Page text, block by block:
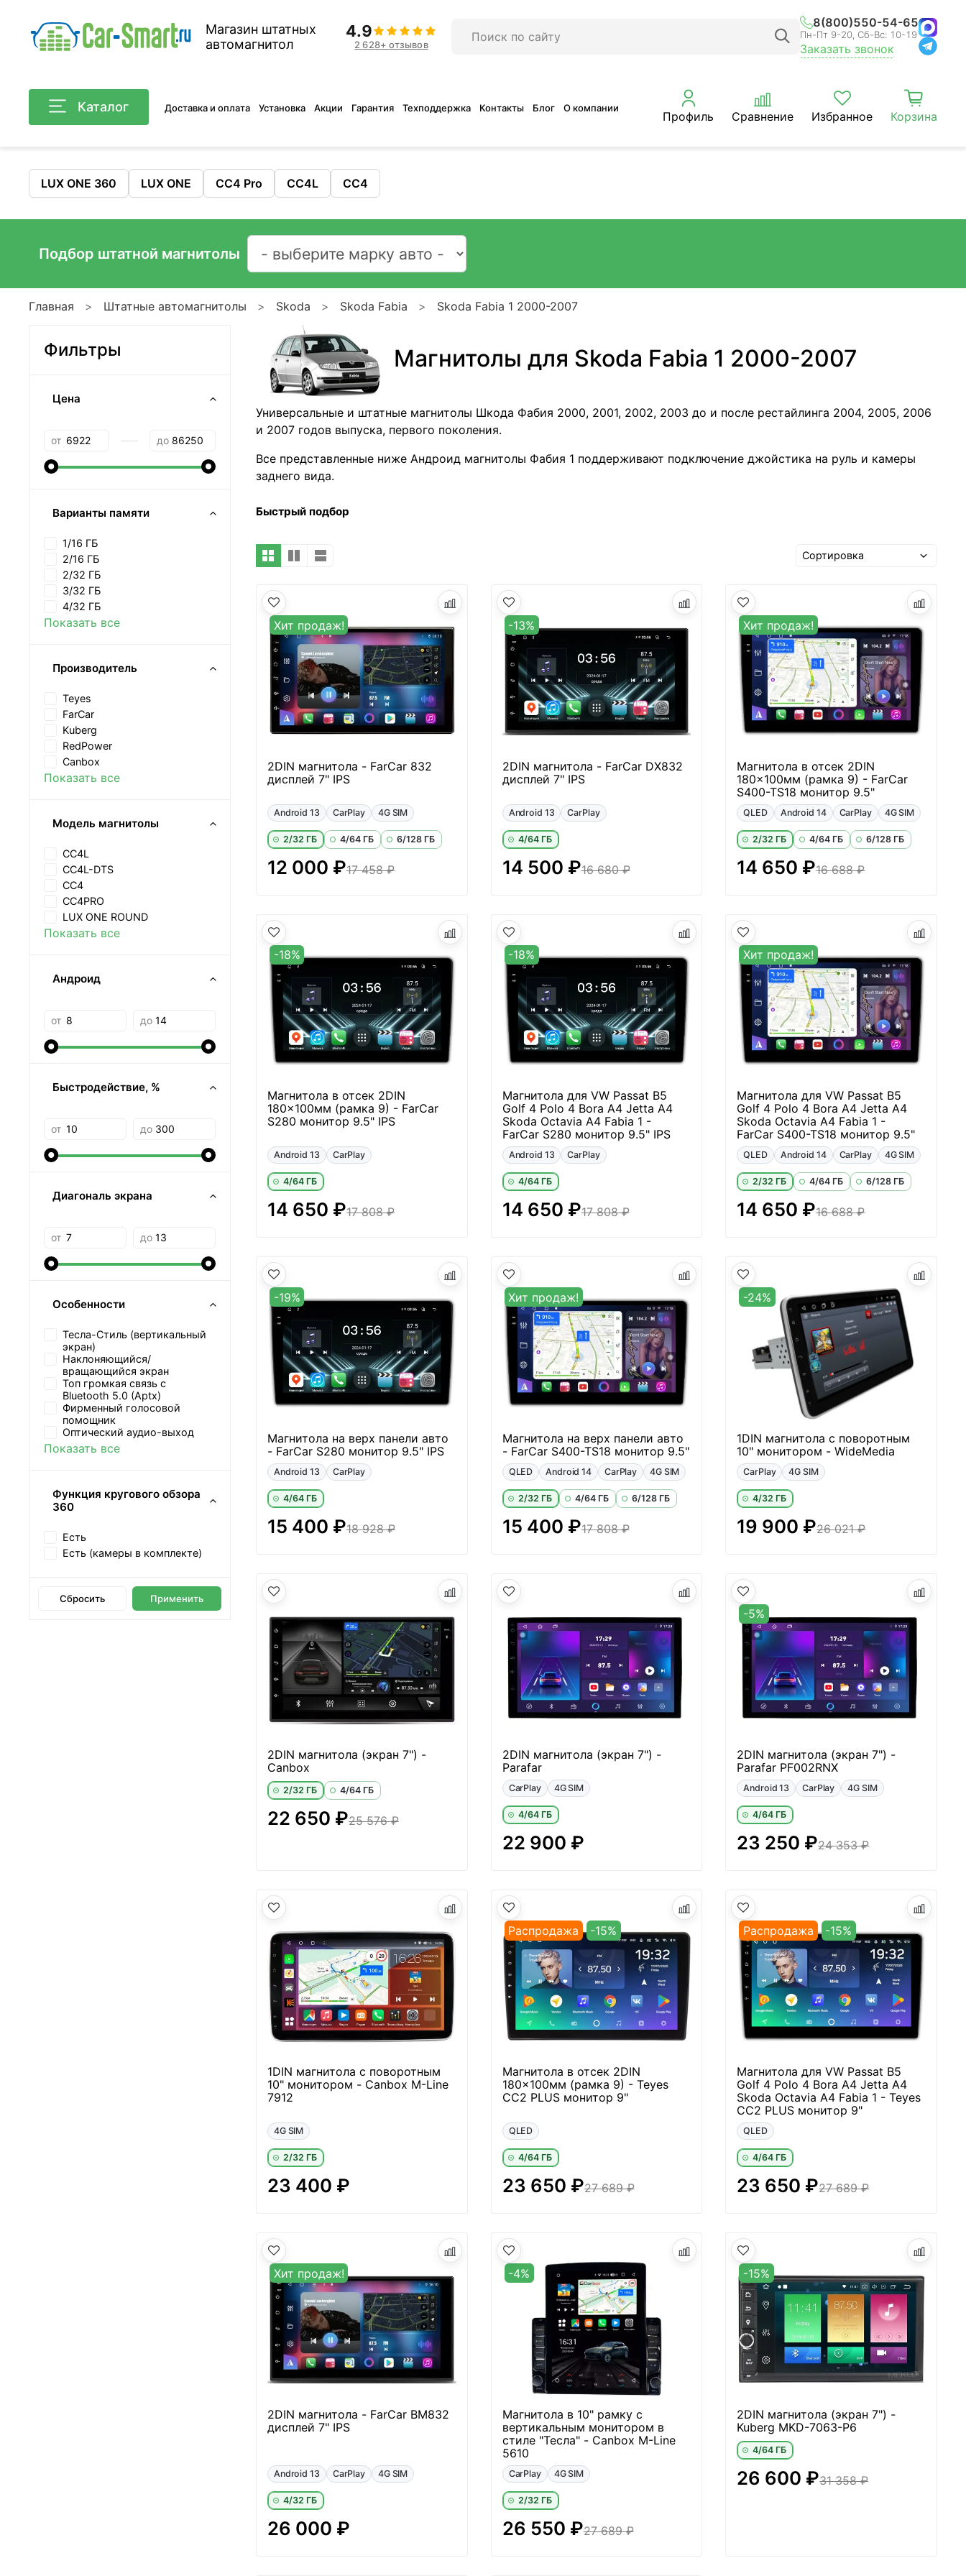
Магазин штатных
автомагнитол
4.9
2 628+ отзывов
8(800)550-54-65
Пн-Пт 9-20, Сб-Вс: 10-19
Заказать звонок
Каталог Доставка и оплата Установка Акции Гарантия Техподдержка Контакты Блог О компании
Профиль Сравнение Избранное Корзина
LUX ONE 360 LUX ONE CC4 Pro CC4L CC4
Подбор штатной магнитолы
Главная Штатные автомагнитолы Skoda Skoda Fabia Skoda Fabia 1 2000-2007
Магнитолы для Skoda Fabia 1 2000-2007
Универсальные и штатные магнитолы Шкода Фабия 2000, 2001, 2002, 2003 до и после рестайлинга 2004, 2005, 2006
и 2007 годов выпуска, первого поколения.
Все представленные ниже Андроид магнитолы Фабия 1 поддерживают подключение джойстика на руль и камеры
заднего вида.
Быстрый подбор
Хит продаж!
2DIN магнитола - FarCar 832
дисплей 7" IPS
Android 13 CarPlay 4G SIM
2/32 ГБ 4/64 ГБ 6/128 ГБ
12 000 ₽17 458 ₽
-13%
2DIN магнитола - FarCar DX832
дисплей 7" IPS
Android 13 CarPlay
4/64 ГБ
16 680 ₽
14 500 ₽
Хит продаж!
Магнитола в отсек 2DIN
180x100мм (рамка 9) - FarCar
S400-TS18 монитор 9.5"
QLED Android 14 CarPlay 4G SIM
2/32 ГБ 4/64 ГБ 6/128 ГБ
14 650 ₽16 688 ₽
-18%
Магнитола в отсек 2DIN
180x100мм (рамка 9) - FarCar
S280 монитор 9.5" IPS
Android 13 CarPlay
4/64 ГБ
17 808 ₽
14 650 ₽
-18%
Магнитола для VW Passat B5
Golf 4 Polo 4 Bora A4 Jetta A4
Skoda Octavia A4 Fabia 1 -
FarCar S280 монитор 9.5" IPS
Android 13 CarPlay
4/64 ГБ
17 808 ₽
14 650 ₽
Хит продаж!
Магнитола для VW Passat B5
Golf 4 Polo 4 Bora A4 Jetta A4
Skoda Octavia A4 Fabia 1 -
FarCar S400-TS18 монитор 9.5"
QLED Android 14 CarPlay 4G SIM
2/32 ГБ 4/64 ГБ 6/128 ГБ
14 650 ₽16 688 ₽
-19%
Магнитола на верх панели авто
- FarCar S280 монитор 9.5" IPS
Android 13 CarPlay
4/64 ГБ
18 928 ₽
15 400 ₽
Хит продаж!
Магнитола на верх панели авто
- FarCar S400-TS18 монитор 9.5"
QLED Android 14 CarPlay 4G SIM
2/32 ГБ 4/64 ГБ 6/128 ГБ
15 400 ₽17 808 ₽
-24%
1DIN магнитола с поворотным
10" монитором - WideMedia
CarPlay 4G SIM
4/32 ГБ
26 021 ₽
19 900 ₽
2DIN магнитола (экран 7") -
Canbox
2/32 ГБ 4/64 ГБ
22 650 ₽25 576 ₽
2DIN магнитола (экран 7") -
Parafar
CarPlay 4G SIM
4/64 ГБ
22 900 ₽
-5%
2DIN магнитола (экран 7") -
Parafar PF002RNX
Android 13 CarPlay 4G SIM
4/64 ГБ
24 353 ₽
23 250 ₽
1DIN магнитола с поворотным
10" монитором - Canbox M-Line
7912
4G SIM
2/32 ГБ
23 400 ₽
Распродажа -15%
Магнитола в отсек 2DIN
180x100мм (рамка 9) - Teyes
CC2 PLUS монитор 9"
QLED
4/64 ГБ
27 689 ₽
23 650 ₽
Распродажа -15%
Магнитола для VW Passat B5
Golf 4 Polo 4 Bora A4 Jetta A4
Skoda Octavia A4 Fabia 1 - Teyes
CC2 PLUS монитор 9"
QLED
4/64 ГБ
27 689 ₽
23 650 ₽
Хит продаж!
2DIN магнитола - FarCar BM832
дисплей 7" IPS
Android 13 CarPlay 4G SIM
4/32 ГБ
26 000 ₽
-4%
Магнитола в 10" рамку с
вертикальным монитором в
стиле "Тесла" - Canbox M-Line
5610
CarPlay 4G SIM
2/32 ГБ
27 689 ₽
26 550 ₽
-15%
2DIN магнитола (экран 7") -
Kuberg MKD-7063-P6
4/64 ГБ
31 358 ₽
26 600 ₽
Фильтры
Цена
от до
Варианты памяти
1/16 ГБ
2/16 ГБ
2/32 ГБ
3/32 ГБ
4/32 ГБ
Показать все
Производитель
Teyes
FarCar
Kuberg
RedPower
Canbox
Показать все
Модель магнитолы
CC4L
CC4L-DTS
CC4
CC4PRO
LUX ONE ROUND
Показать все
Андроид
от до
Быстродействие, %
от до
Диагональ экрана
от до
Особенности
Тесла-Стиль (вертикальный
экран)
Наклоняющийся/
вращающийся экран
Топ громкая связь с
Bluetooth 5.0 (Aptx)
Фирменный голосовой
помощник
Оптический аудио-выход
Показать все
Функция кругового обзора
360
Есть
Есть (камеры в комплекте)
Сбросить Применить